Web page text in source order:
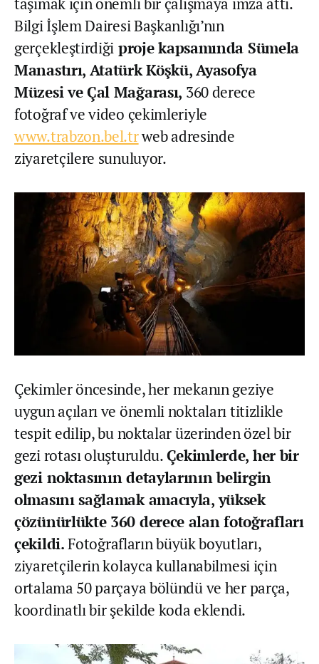
Bilgi İşlem Dairesi Başkanlığı’nın
gerçekleştirdiği proje kapsamında Sümela
Manastırı, Atatürk Köşkü, Ayasofya
Müzesi ve Çal Mağarası, 360 derece
fotoğraf ve video çekimleriyle
www.trabzon.bel.trweb adresinde
ziyaretçilere sunuluyor.
Çekimler öncesinde, her mekanın geziye
uygun açıları ve önemli noktaları titizlikle
tespit edilip, bu noktalar üzerinden özel bir
gezi rotası oluşturuldu.Çekimlerde, her bir
gezi noktasının detaylarının belirgin
olmasını sağlamak amacıyla, yüksek
çözünürlükte 360 derece alan fotoğrafları
çekildi.Fotoğrafların büyük boyutları,
ziyaretçilerin kolayca kullanabilmesi için
ortalama 50 parçaya bölündü ve her parça,
koordinatlı bir şekilde koda eklendi.